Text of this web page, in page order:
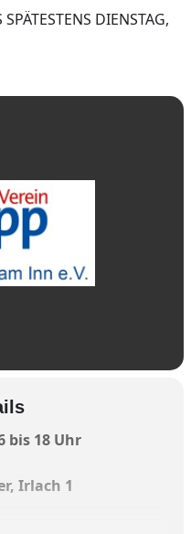
DIENSTAG,
bis 18 Uhr
Irlach 1